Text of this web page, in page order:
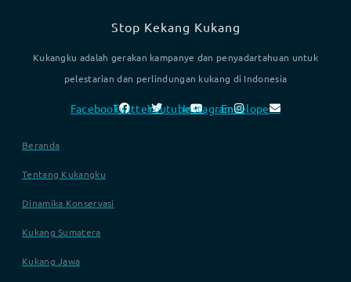
Stop Kekang Kukang
Kukangku adalah gerakan kampanye dan penyadartahuan untuk
pelestarian dan perlindungan kukang di Indonesia
FacebookTwitterYoutubeInstagramEnvelope
Beranda
Tentang Kukangku
Dinamika Konservasi
Kukang Sumatera
Kukang Jawa